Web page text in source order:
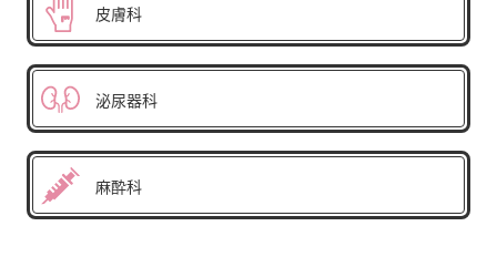
皮膚科
泌尿器科
麻酔科